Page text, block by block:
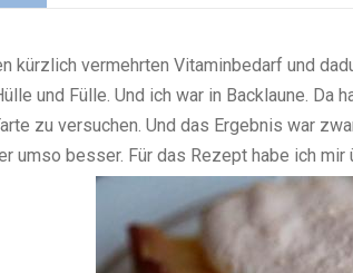
kürzlich vermehrten Vitaminbedarf und
und Fülle. Und ich war in Backlaune.
zu versuchen. Und das Ergebnis war
umso besser. Für das Rezept habe ich